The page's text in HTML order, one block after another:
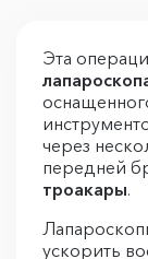
Эта
через
передней
троакары.
ускорить